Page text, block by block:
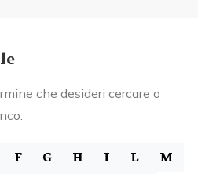
che desideri cercare o
F G H I L
M